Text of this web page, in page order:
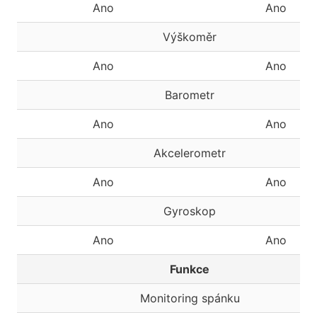
Ano Ano
Výškoměr
Ano Ano
Barometr
Ano Ano
Akcelerometr
Ano Ano
Gyroskop
Ano Ano
Funkce
Monitoring spánku